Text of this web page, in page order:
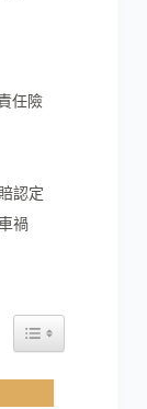
任險
認定
禍
Toggle Table of